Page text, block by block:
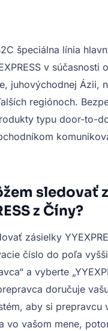
špeciálna línia
v súčasnosti
juhovýchodnej Ázii,
regiónoch.
typu door-to-
sledovať
z Číny?
zásielky
číslo do poľa
a vyberte
doručuje
aby si prepravcu
vo vašom mene,